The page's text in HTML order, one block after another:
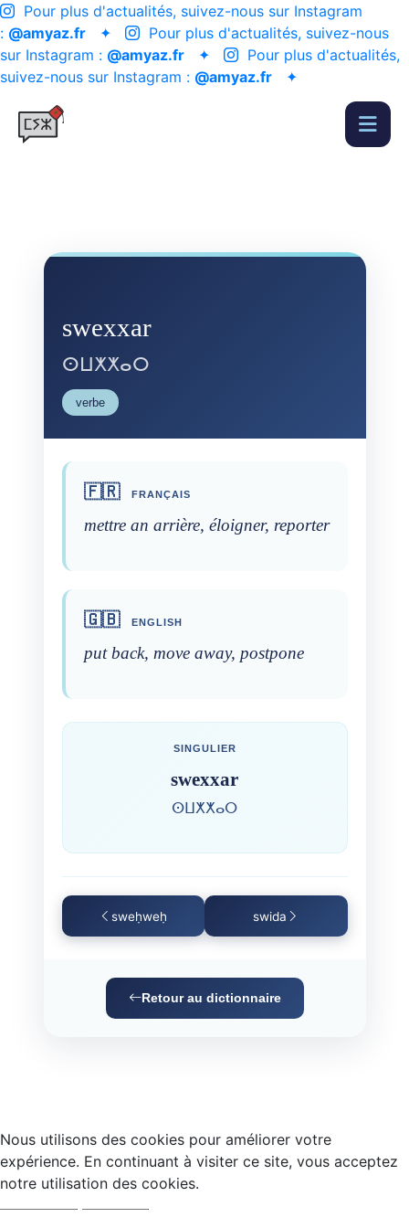
Pour plus d'actualités, suivez-nous sur Instagram
: @amyaz.fr ✦
Pour plus d'actualités, suivez-nous
sur Instagram : @amyaz.fr ✦
Pour plus d'actualités,
suivez-nous sur Instagram : @amyaz.fr ✦
swexxar
ⵙⵡⵅⵅⴰⵔ
verbe
🇫🇷 FRANÇAIS
mettre an arrière, éloigner, reporter
🇬🇧 ENGLISH
put back, move away, postpone
SINGULIER
swexxar
ⵙⵡⵅⵅⴰⵔ
sweḥweḥ swida
Retour au dictionnaire
Nous utilisons des cookies pour améliorer votre
expérience. En continuant à visiter ce site, vous acceptez
notre utilisation des cookies.